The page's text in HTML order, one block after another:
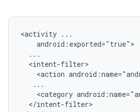
<activity
<action
<category
</intent-filter>